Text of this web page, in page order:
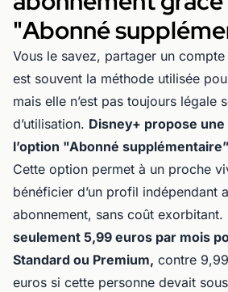
"Abonné
Vous le savez, partager un
est souvent la méthode utilisée
mais elle n’est pas toujours légale
d’utilisation. Disney+ propose
l’option "Abonné supplémentaire”
Cette option permet à un proche
bénéficier d’un profil indépendant
abonnement, sans coût exorbitant.
seulement 5,99 euros par mois
Standard ou Premium, contre
euros si cette personne devait